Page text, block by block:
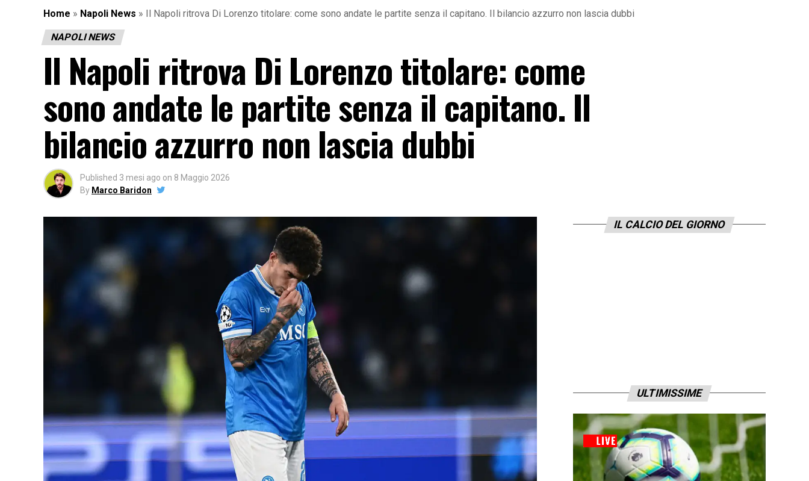
Home » Napoli News » Il Napoli ritrova Di Lorenzo titolare: come sono andate le partite senza il capitano. Il bilancio azzurro non lascia dubbi
NAPOLI NEWS
Il Napoli ritrova Di Lorenzo titolare: come
sono andate le partite senza il capitano. Il
bilancio azzurro non lascia dubbi
Published 3 mesi ago on 8 Maggio 2026
By Marco Baridon
IL CALCIO DEL GIORNO
ULTIMISSIME